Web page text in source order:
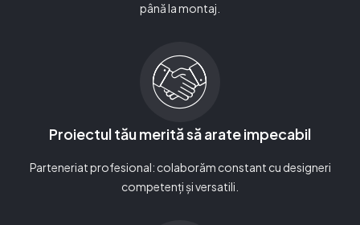
până la montaj.
Proiectul tău merită să arate impecabil
Parteneriat profesional: colaborăm constant cu designeri
competenți și versatili.